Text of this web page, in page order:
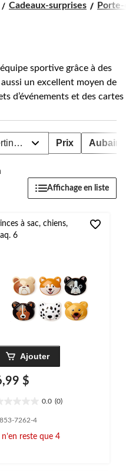
pourCadeaux-surprises
sportive grâce à des
un excellent moyen de
d’événements et des cartes
Prix
Affichage en liste
à sac, chiens,
6
Ajouter
$
0.0 (0)
7262-4
Il n’en reste que 4